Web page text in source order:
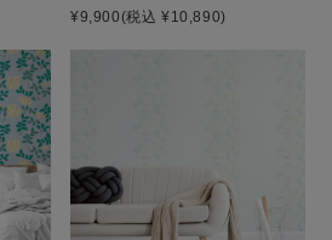
¥9,900(税込 ¥10,890)